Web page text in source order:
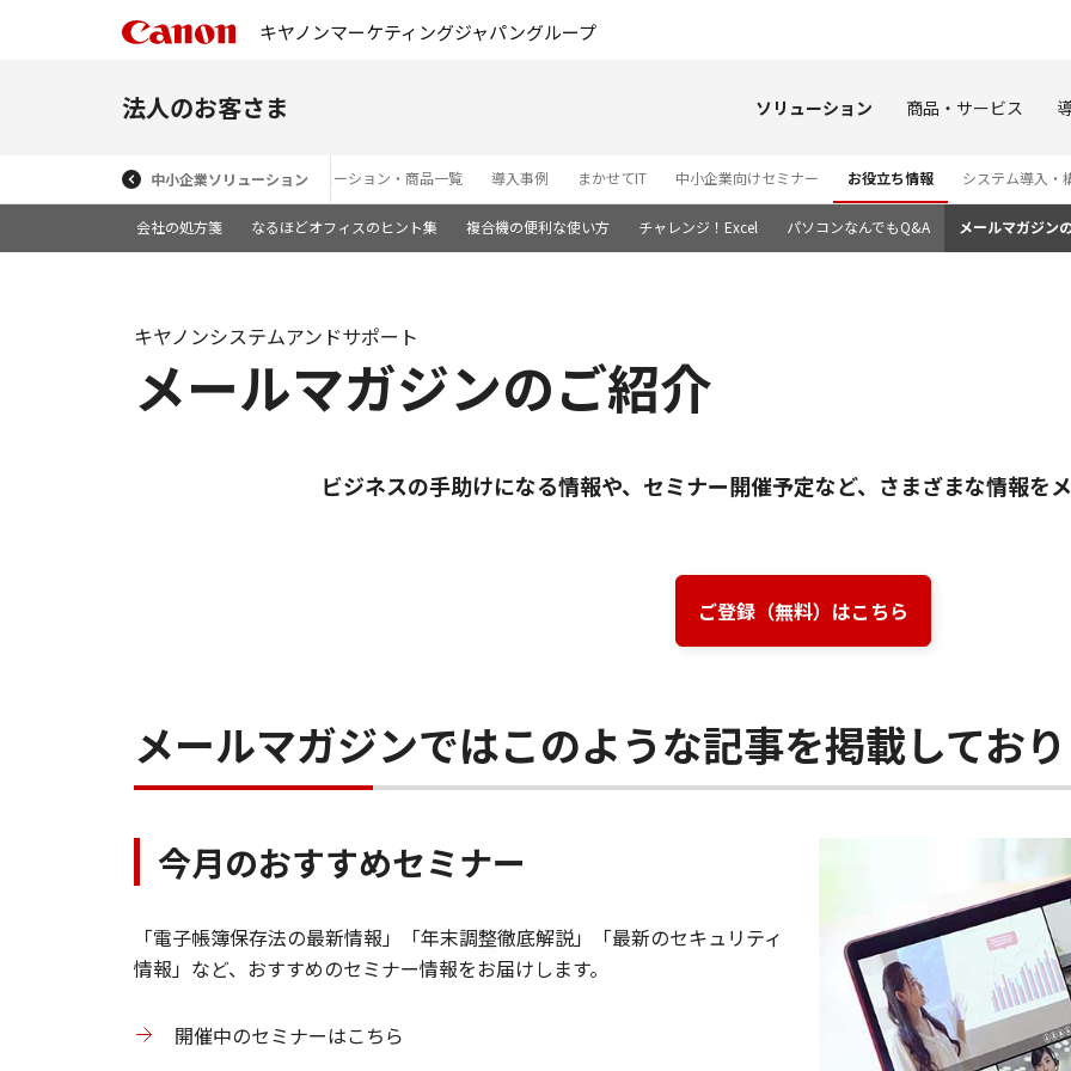
キヤノンマーケティングジャパングループ
法人のお客さま ソリューション 商品・サービス
中小企業ソリューションソリューション・商品一覧 導入事例 まかせてIT 中小企業向けセミナー お役立ち情報 システム導入・
会社の処方箋 なるほどオフィスのヒント集 複合機の便利な使い方 チャレンジ！Excel パソコンなんでもQ&A メールマガジン
メールマガジンのご紹介
キヤノンシステムアンドサポート
ビジネスの手助けになる情報や、セミナー開催予定など、さまざまな情報を
ご登録（無料）はこちら
メールマガジンではこのような記事を掲載してお
今月のおすすめセミナー
「電子帳簿保存法の最新情報」「年末調整徹底解説」「最新のセキュリティ
情報」など、おすすめのセミナー情報をお届けします。
開催中のセミナーはこちら